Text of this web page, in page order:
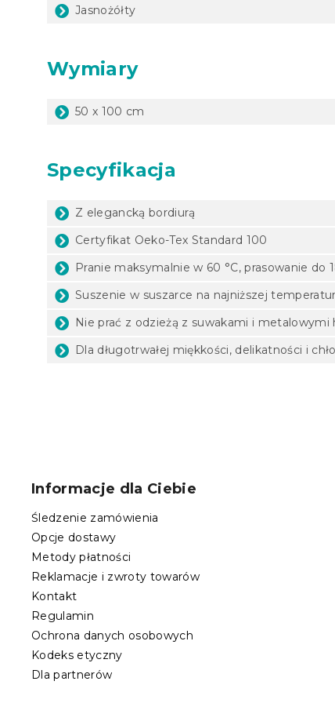
Jasnożółty
Wymiary
50 x 100 cm
Specyfikacja
Z elegancką bordiurą
Certyfikat Oeko-Tex Standard 100
Pranie maksymalnie w 60 °C, prasowanie do
Suszenie w suszarce na najniższej
Nie prać z odzieżą z suwakami i metalowymi
Dla długotrwałej miękkości, delikatności i
Informacje dla Ciebie
Śledzenie zamówienia
Opcje dostawy
Metody płatności
Reklamacje i zwroty towarów
Kontakt
Regulamin
Ochrona danych osobowych
Kodeks etyczny
Dla partnerów